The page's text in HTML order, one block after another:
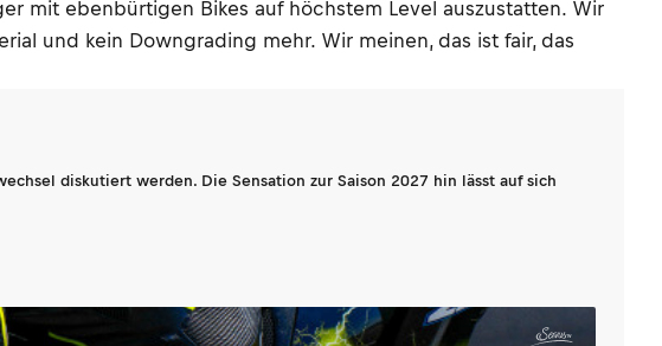
mit ebenbürtigen Bikes auf höchstem Level auszustatten. Wir
und kein Downgrading mehr. Wir meinen, das ist fair, das
diskutiert werden. Die Sensation zur Saison 2027 hin lässt auf sich